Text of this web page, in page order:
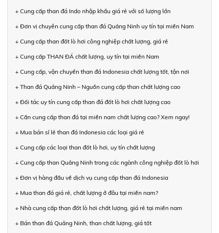
+ Cung cấp than đá Indo nhập khẩu giá rẻ với số lượng lớn
+ Đơn vị chuyên cung cấp than đá Quảng Ninh uy tín tại miền Nam
+ Cung cấp than đốt lò hơi công nghiệp chất lượng, giá rẻ
+ Cung cấp THAN ĐÁ chất lượng, uy tín tại miền Nam
+ Cung cấp, vận chuyển than đá Indonesia chất lượng tốt, tận nơi
+ Than đá Quảng Ninh – Nguồn cung cấp than chất lượng cao
+ Đối tác uy tín cung cấp than đá đốt lò hơi chất lượng cao
+ Cần cung cấp than đá tại miền nam chất lượng cao? Xem ngay!
+ Mua bán sỉ lẻ than đá Indonesia các loại giá rẻ
+ Cung cấp các loại than đốt lò hơi, uy tín chất lượng
+ Cung cấp than Quảng Ninh trong các ngành công nghiệp đốt lò hơi
+ Đơn vị hàng đầu về dịch vụ cung cấp than đá Indonesia
+ Mua than đá giá rẻ, chất lượng ở đâu tại miền nam?
+ Nhà cung cấp than đốt lò hơi chất lượng, giá rẻ tại miền nam
+ Bán than đá Quảng Ninh, than chất lượng, giá tốt